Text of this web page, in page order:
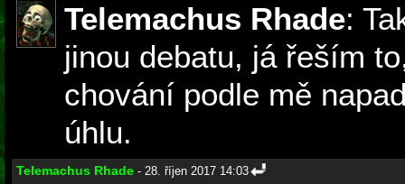
Telemachus Rhade:
jinou debatu, já řeším
chování podle mě
úhlu.
Telemachus Rhade - 28. říjen 2017 14:03